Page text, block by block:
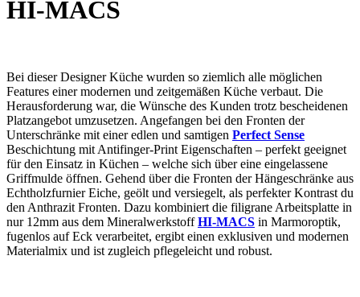
HI-MACS
Bei dieser Designer Küche wurden so ziemlich alle möglichen
Features einer modernen und zeitgemäßen Küche verbaut. Die
Herausforderung war, die Wünsche des Kunden trotz bescheidenen
Platzangebot umzusetzen. Angefangen bei den Fronten der
Unterschränke mit einer edlen und samtigen Perfect Sense
Beschichtung mit Antifinger-Print Eigenschaften – perfekt geeignet
für den Einsatz in Küchen – welche sich über eine eingelassene
Griffmulde öffnen. Gehend über die Fronten der Hängeschränke aus
Echtholzfurnier Eiche, geölt und versiegelt, als perfekter Kontrast du
den Anthrazit Fronten. Dazu kombiniert die filigrane Arbeitsplatte in
nur 12mm aus dem MineralwerkstoffHI-MACS in Marmoroptik,
fugenlos auf Eck verarbeitet, ergibt einen exklusiven und modernen
Materialmix und ist zugleich pflegeleicht und robust.